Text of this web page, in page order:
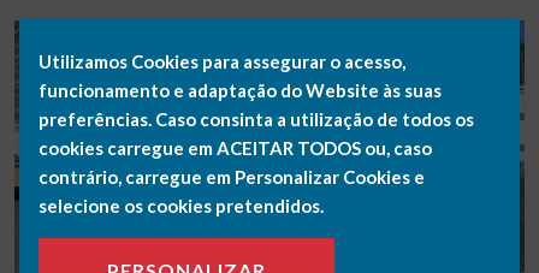
Utilizamos Cookies para assegurar o acesso,
funcionamento e adaptação do Website às suas
preferências. Caso consinta a utilização de todos os
cookies carregue em ACEITAR TODOS ou, caso
contrário, carregue em Personalizar Cookies e
selecione os cookies pretendidos.